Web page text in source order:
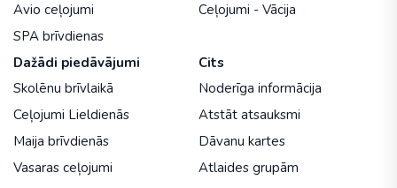
Avio ceļojumi
SPA brīvdienas
Ceļojumi - Vācija
Dažādi piedāvājumi
Skolēnu brīvlaikā
Ceļojumi Lieldienās
Maija brīvdienās
Vasaras ceļojumi
Cits
Noderīga informācija
Atstāt atsauksmi
Dāvanu kartes
Atlaides grupām